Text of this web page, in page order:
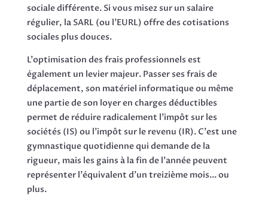
sociale différente. Si vous misez sur un salaire
régulier, la SARL (ou l'EURL) offre des cotisations
sociales plus douces.
L'optimisation des frais professionnels est
également un levier majeur. Passer ses frais de
déplacement, son matériel informatique ou même
une partie de son loyer en charges déductibles
permet de réduire radicalement l'impôt sur les
sociétés (IS) ou l'impôt sur le revenu (IR). C'est une
gymnastique quotidienne qui demande de la
rigueur, mais les gains à la fin de l'année peuvent
représenter l'équivalent d'un treizième mois... ou
plus.